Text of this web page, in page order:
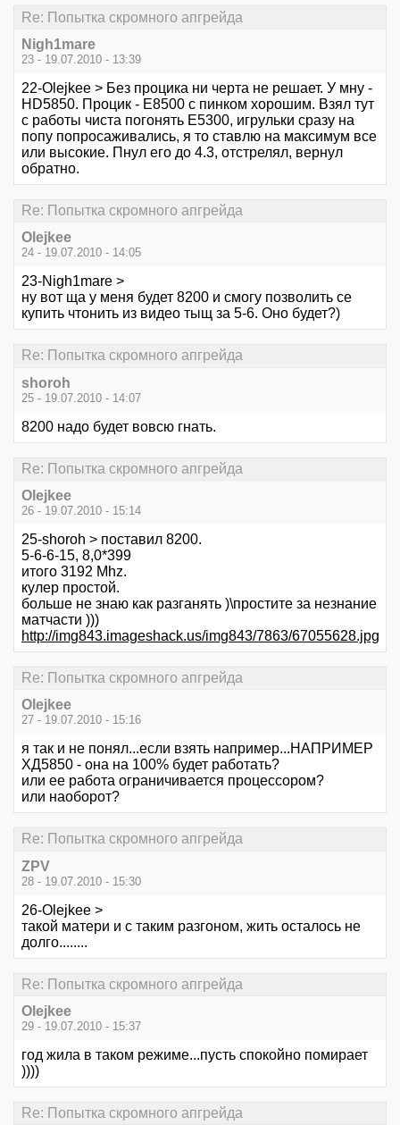
Re: Попытка скромного апгрейда
Nigh1mare
23 - 19.07.2010 - 13:39
22-Olejkee > Без процика ни черта не решает. У мну -
HD5850. Процик - Е8500 с пинком хорошим. Взял тут
с работы чиста погонять Е5300, игрульки сразу на
попу попросаживались, я то ставлю на максимум все
или высокие. Пнул его до 4.3, отстрелял, вернул
обратно.
Re: Попытка скромного апгрейда
Olejkee
24 - 19.07.2010 - 14:05
23-Nigh1mare >
ну вот ща у меня будет 8200 и смогу позволить се
купить чтонить из видео тыщ за 5-6. Оно будет?)
Re: Попытка скромного апгрейда
shoroh
25 - 19.07.2010 - 14:07
8200 надо будет вовсю гнать.
Re: Попытка скромного апгрейда
Olejkee
26 - 19.07.2010 - 15:14
25-shoroh > поставил 8200.
5-6-6-15, 8,0*399
итого 3192 Mhz.
кулер простой.
больше не знаю как разганять )\простите за незнание
матчасти )))
http://img843.imageshack.us/img843/7863/67055628.jpg
Re: Попытка скромного апгрейда
Olejkee
27 - 19.07.2010 - 15:16
я так и не понял...если взять например...НАПРИМЕР
ХД5850 - она на 100% будет работать?
или ее работа ограничивается процессором?
или наоборот?
Re: Попытка скромного апгрейда
ZPV
28 - 19.07.2010 - 15:30
26-Olejkee >
такой матери и с таким разгоном, жить осталось не
долго........
Re: Попытка скромного апгрейда
Olejkee
29 - 19.07.2010 - 15:37
год жила в таком режиме...пусть спокойно помирает
))))
Re: Попытка скромного апгрейда